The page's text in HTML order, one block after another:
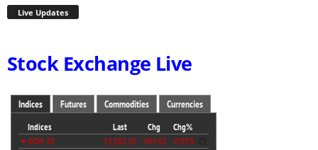
Live Updates
Stock Exchange Live